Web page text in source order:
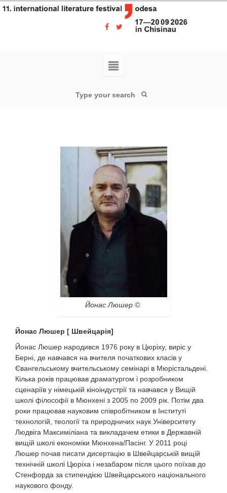
Йонас Люшер ©
Йонас Люшер [ Швейцарія]
Йонас Люшер народився 1976 року в Цюріху, виріс у
Берні, де навчався на вчителя початкових класів у
Євангельському вчительському семінарі в Мюрістальдені.
Кілька років працював драматургом і розробником
сценаріїв у німецькій кіноіндустрії та навчався у Вищій
школі філософії в Мюнхені з 2005 по 2009 рік. Потім два
роки працював науковим співробітником в Інституті
технологій, теології та природничих наук Університету
Людвіга Максиміліана та викладачем етики в Державній
вищій школі економіки Мюнхена/Пасінг. У 2011 році
Люшер почав писати дисертацію в Швейцарській вищій
технічній школі Цюріха і незабаром після цього поїхав до
Стенфорда за стипендією Швейцарського національного
наукового фонду.